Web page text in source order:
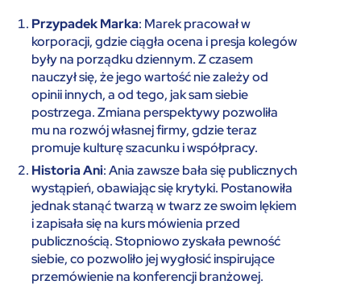
Przypadek Marka: Marek pracował w
korporacji, gdzie ciągła ocena i presja kolegów
były na porządku dziennym. Z czasem
nauczył się, że jego wartość nie zależy od
opinii innych, a od tego, jak sam siebie
postrzega. Zmiana perspektywy pozwoliła
mu na rozwój własnej firmy, gdzie teraz
promuje kulturę szacunku i współpracy.
Historia Ani: Ania zawsze bała się publicznych
wystąpień, obawiając się krytyki. Postanowiła
jednak stanąć twarzą w twarz ze swoim lękiem
i zapisała się na kurs mówienia przed
publicznością. Stopniowo zyskała pewność
siebie, co pozwoliło jej wygłosić inspirujące
przemówienie na konferencji branżowej.